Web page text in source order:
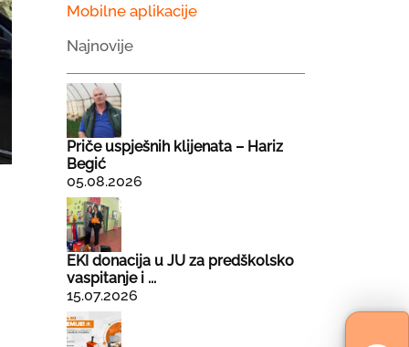
Mobilne aplikacije
Najnovije
Priče uspješnih klijenata – Hariz
Begić
05.08.2026
EKI donacija u JU za predškolsko
vaspitanje i ...
15.07.2026